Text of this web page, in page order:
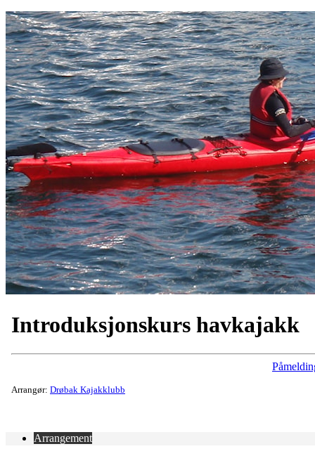
Introduksjonskurs havkajakk
Arrangør: Drøbak Kajakklubb
Arrangement